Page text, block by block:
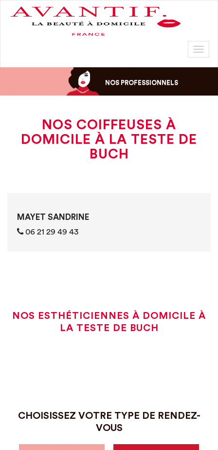
NOS PROFESSIONNELS
NOS COIFFEUSES À
DOMICILE À LA TESTE DE
BUCH
MAYET SANDRINE
06 21 29 49 43
NOS ESTHÉTICIENNES À DOMICILE À
LA TESTE DE BUCH
CHOISISSEZ VOTRE TYPE DE RENDEZ-
VOUS